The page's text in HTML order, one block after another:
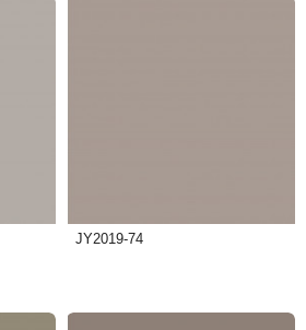
JY2019-74